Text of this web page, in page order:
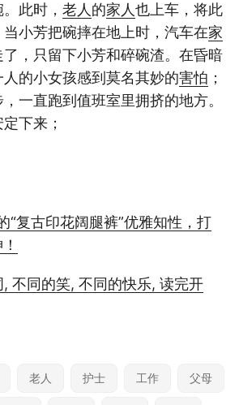
此时， 老人的家人也上车，将此
小芳把碗摔在地上时，汽车在家
，只留下小芳和碎碗渣。在昏暗
的小女孩感到莫名其妙的害怕 ；
一直跑到值班室里拥挤的地方。
下来；
“复古印花阔腿裤”优雅知性，打
不同的笑, 不同的快乐, 读完开
老人 护士 工作 父母